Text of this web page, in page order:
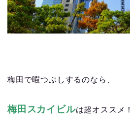
梅田で暇つぶしするのなら、
梅田スカイビルは超オススメ！